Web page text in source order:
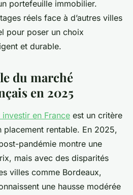
• 7 min de lecture
portefeuille immobilier.
réels face à d’autres villes
pour poser un choix
et durable.
du marché
en 2025
en France est un critère
rentable. En 2025,
pandémie montre une
mais avec des disparités
villes comme Bordeaux,
une hausse modérée